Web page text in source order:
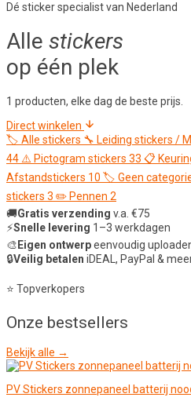
Dé sticker specialist van Nederland
Alle stickers
op één plek
1 producten, elke dag de beste prijs.
Direct winkelen
🏷️ Alle stickers 🔧 Leiding stickers /
44 ⚠️ Pictogram stickers 33 📋
Afstandstickers 10 🏷️ Geen
stickers 3 ✏️ Pennen 2
🚚Gratis verzending v.a. €75
⚡Snelle levering 1–3 werkdagen
🎨 Eigen ontwerpeenvoudig
🔒Veilig betalen iDEAL, PayPal &
⭐ Topverkopers
Onze bestsellers
Bekijk alle →
PV Stickers zonnepaneel batterij